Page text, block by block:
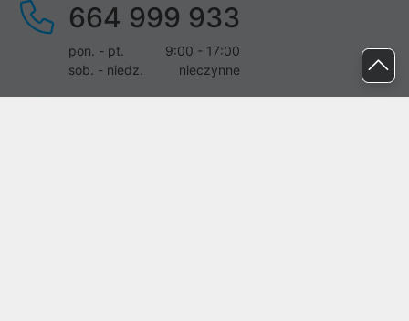
664 999 933
pon. - pt.
9:00 - 17:00
sob. - niedz.
nieczynne